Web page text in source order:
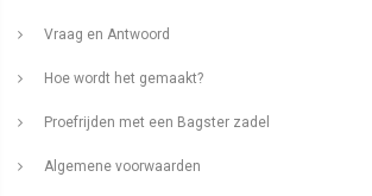
Vraag en Antwoord
Hoe wordt het gemaakt?
Proefrijden met een Bagster zadel
Algemene voorwaarden